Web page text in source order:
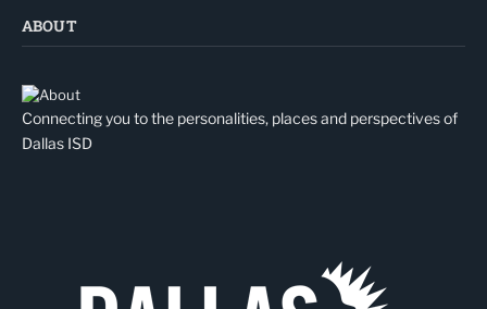
ABOUT
Connecting you to the personalities, places and perspectives of
Dallas ISD